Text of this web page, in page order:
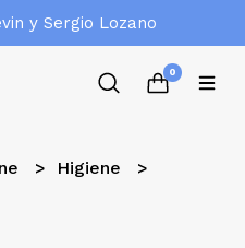
y Sergio Lozano
0
Higiene